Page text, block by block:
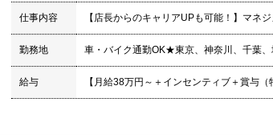
仕事内容 【店長からのキャリアUPも可能！】マネ
勤務地 車・バイク通勤OK★東京、神奈川、千葉
給与 【月給38万円～＋インセンティブ＋賞与